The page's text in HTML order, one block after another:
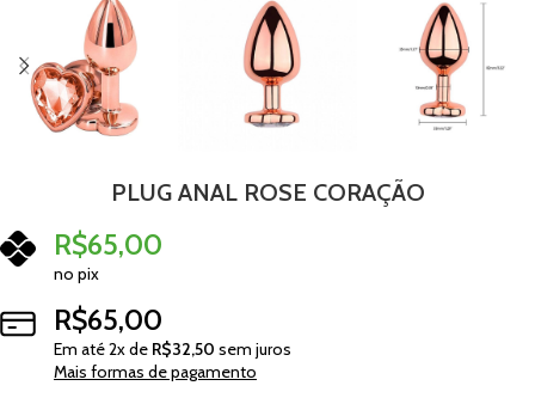
PLUG ANAL ROSE CORAÇÃO
R$65,00
no pix
R$65,00
Em até2x de R$32,50 sem juros
Mais formas de pagamento